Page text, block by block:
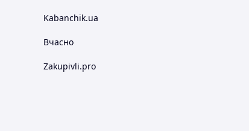
Kabanchik.ua
Вчасно
Zakupivli.pro